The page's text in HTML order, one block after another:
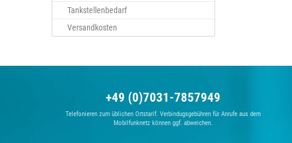
Tankstellenbedarf
Versandkosten
+49 (0)7031-7857949
Telefonieren zum üblichen Ortstarif. Verbindugsgebühren für Anrufe aus dem
Mobilfunknetz können ggf. abweichen.